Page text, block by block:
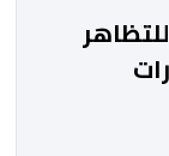
للتظاهر